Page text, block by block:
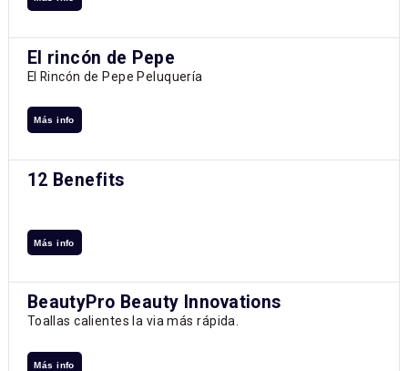
El rincón de Pepe
El Rincón de Pepe Peluquería
Más info
12 Benefits
Más info
BeautyPro Beauty Innovations
Toallas calientes la via más rápida.
Más info